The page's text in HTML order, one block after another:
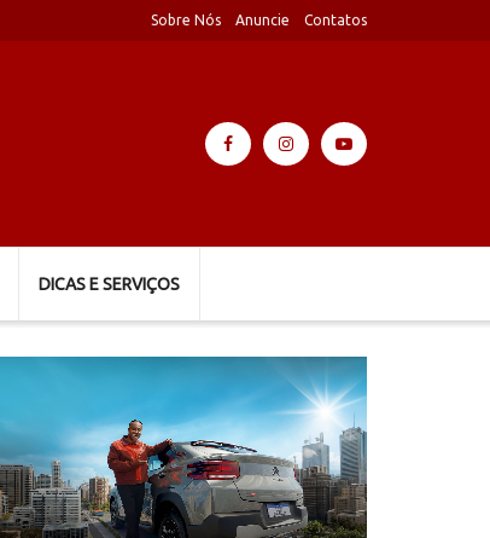
Sobre Nós Anuncie Contatos
DICAS E SERVIÇOS